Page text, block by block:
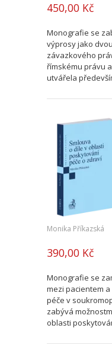
450,00 Kč
Monografie se
výprosy jako
závazkového
římskému právu
utvářela
Monika Příkazská
390,00 Kč
Monografie se
mezi pacientem
péče v
zabývá
oblasti